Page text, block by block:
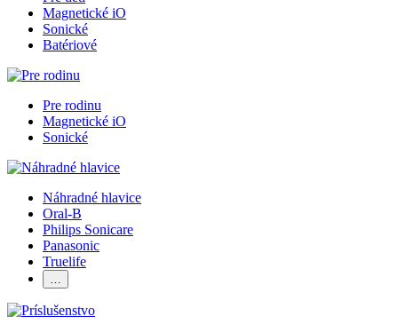
Magnetické iO
Sonické
Batériové
Pre rodinu
Magnetické iO
Sonické
Náhradné hlavice
Oral-B
Philips Sonicare
Panasonic
Truelife
…